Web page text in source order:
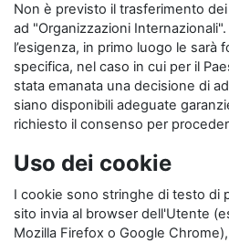
Non è previsto il trasferimento
ad "Organizzazioni
l’esigenza, in primo luogo le sarà
specifica, nel caso in cui per il
stata emanata una decisione di
siano disponibili adeguate
richiesto il consenso per
Uso dei cookie
I cookie sono stringhe di testo di
sito invia al browser dell'Utente
Mozilla Firefox o Google